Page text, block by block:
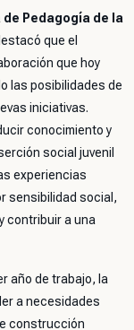
Pedagogía de la
que el
que hoy
las posibilidades de
iniciativas.
conocimiento y
social juvenil
experiencias
sensibilidad social,
contribuir a una
año de trabajo, la
a necesidades
construcción